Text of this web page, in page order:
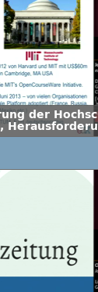
der
deutsche